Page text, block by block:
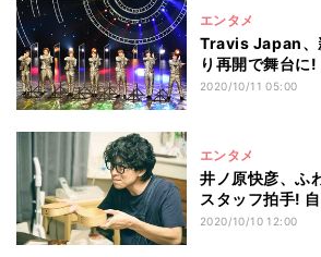
エンタメ
Travis Japan、
り再開で舞台に
パン」な姿見せる
2020/10/11 05:00
エンタメ
井ノ原快彦、ふ
スタッフ拍手!
2020/10/10 12:00